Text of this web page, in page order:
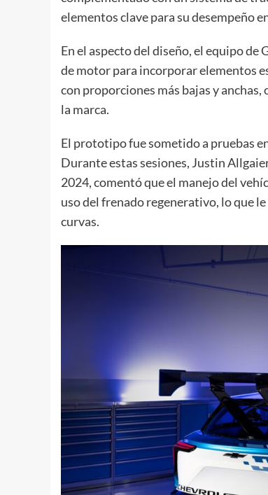
elementos clave para su desempeño
En el aspecto del diseño, el equipo
de motor para incorporar elementos
con proporciones más bajas y
la marca.
El prototipo fue sometido a pruebas
Durante estas sesiones, Justin
2024, comentó que el manejo del
uso del frenado regenerativo, lo que
curvas.